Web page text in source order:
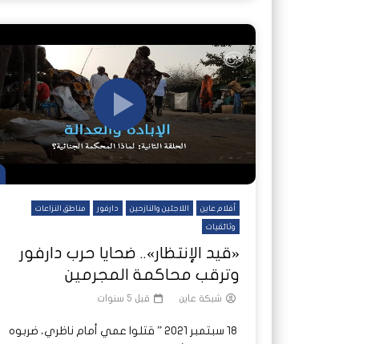
أفلام عاين اللاجئين والنازحين دارفور مناطق النزاعات
وثائقيات
«قيد الإنتظار».. ضحايا حرب دارفور
وترقب محاكمة المجرمين
شبكة عاين قبل 5 سنوات
18 سبتمبر 2021 ” قتلوا عمي أمام ناظري، ضربوه